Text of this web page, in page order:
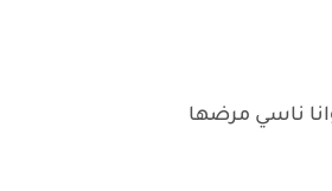
ناسي مرضها